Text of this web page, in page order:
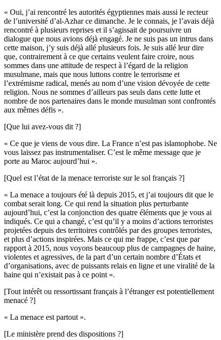
« Oui, j’ai rencontré les autorités égyptiennes mais aussi le recteur
de l’université d’al-Azhar ce dimanche. Je le connais, je l’avais déjà
rencontré à plusieurs reprises et il s’agissait de poursuivre un
dialogue que nous avions déjà engagé. Je ne suis pas un intrus dans
cette maison, j’y suis déjà allé plusieurs fois. Je suis allé leur dire
que, contrairement à ce que certains veulent faire croire, nous
sommes dans une attitude de respect à l’égard de la religion
musulmane, mais que nous luttons contre le terrorisme et
l’extrémisme radical, menés au nom d’une vision dévoyée de cette
religion. Nous ne sommes d’ailleurs pas seuls dans cette lutte et
nombre de nos partenaires dans le monde musulman sont confrontés
aux mêmes défis ».
[Que lui avez-vous dit ?]
« Ce que je viens de vous dire. La France n’est pas islamophobe. Ne
vous laissez pas instrumentaliser. C’est le même message que je
porte au Maroc aujourd’hui ».
[Quel est l’état de la menace terroriste sur le sol français ?]
« La menace a toujours été là depuis 2015, et j’ai toujours dit que le
combat serait long. Ce qui rend la situation plus perturbante
aujourd’hui, c’est la conjonction des quatre éléments que je vous ai
indiqués. Ce qui a changé, c’est qu’il y a moins d’actions terroristes
projetées depuis des territoires contrôlés par des groupes terroristes,
et plus d’actions inspirées. Mais ce qui me frappe, c’est que par
rapport à 2015, nous voyons beaucoup plus de campagnes de haine,
violentes et agressives, de la part d’un certain nombre d’États et
d’organisations, avec de puissants relais en ligne et une viralité de la
haine qui n’existait pas à ce point ».
[Tout intérêt ou ressortissant français à l’étranger est potentiellement
menacé ?]
« La menace est partout ».
[Le ministère prend des dispositions ?]